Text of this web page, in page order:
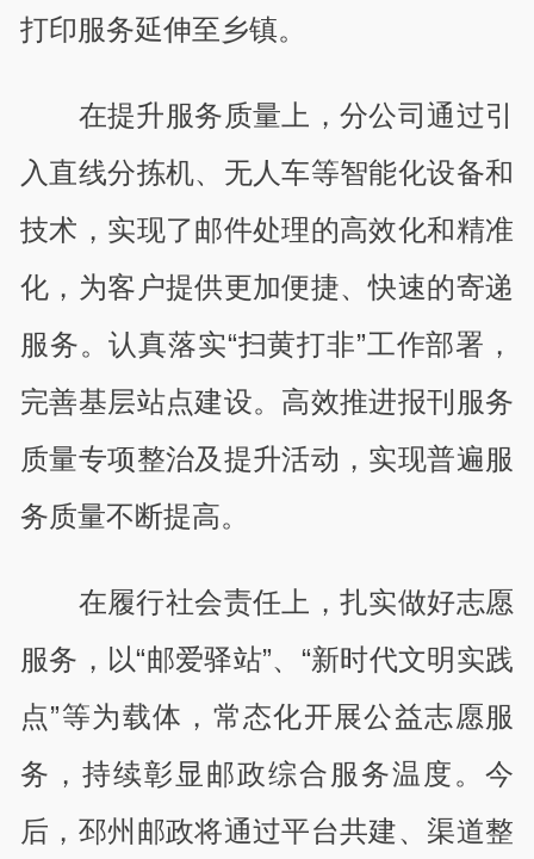
打印服务延伸至乡镇。
在提升服务质量上，分公司通过引
入直线分拣机、无人车等智能化设备和
技术，实现了邮件处理的高效化和精准
化，为客户提供更加便捷、快速的寄递
服务。认真落实“扫黄打非”工作部署，
完善基层站点建设。高效推进报刊服务
质量专项整治及提升活动，实现普遍服
务质量不断提高。
在履行社会责任上，扎实做好志愿
服务，以“邮爱驿站”、“新时代文明实践
点”等为载体，常态化开展公益志愿服
务，持续彰显邮政综合服务温度。今
后，邳州邮政将通过平台共建、渠道整